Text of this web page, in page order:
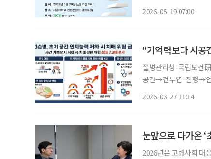
2026-05-19 07:00
“기억력보다 시
질병관리청-국립보건
공간→전두엽·집행→언어기억 순으로 나타나
2026-03-27 11:14
눈앞으로 다가온 ‘
2026년은 고령사회 대